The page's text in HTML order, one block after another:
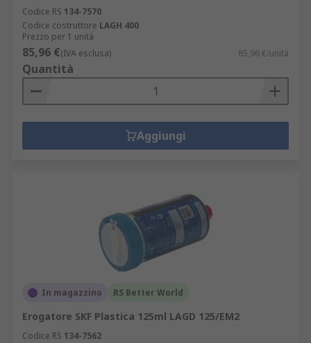
Codice RS 134-7570
Codice costruttore LAGH 400
Prezzo per 1 unità
85,96 €(IVA esclusa) 85,96 €/unità
Quantità
Aggiungi
In magazzino RS Better World
Erogatore SKF Plastica 125ml LAGD 125/EM2
Codice RS 134-7562